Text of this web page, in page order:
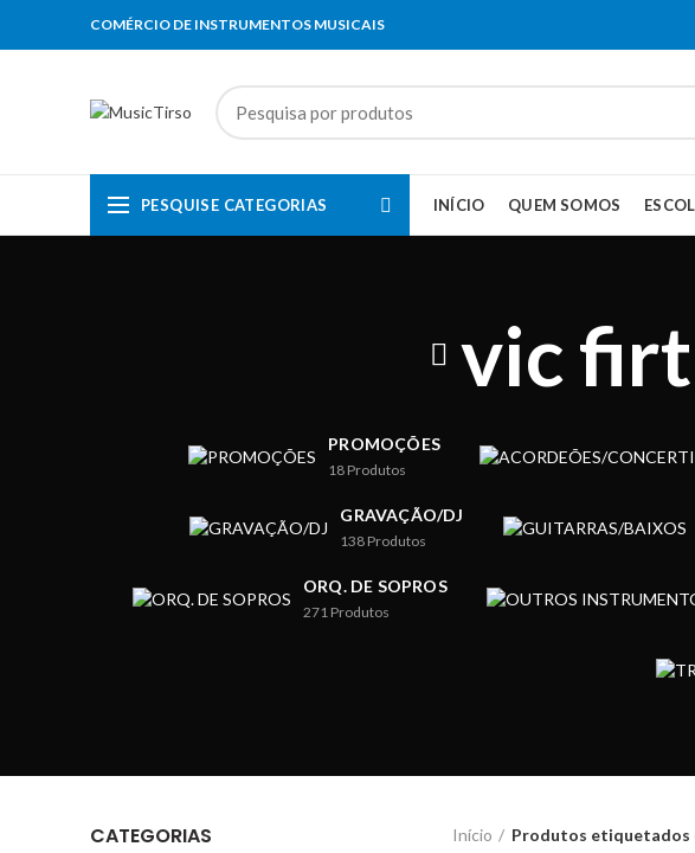
COMÉRCIO DE INSTRUMENTOS MUSICAIS
PESQUISE CATEGORIAS INÍCIO QUEM SOMOS
vic
PROMOÇÕES
18 Produtos
GRAVAÇÃO/DJ
138 Produtos
ORQ. DE SOPROS
271 Produtos
CATEGORIAS Início Produtos etiquetados